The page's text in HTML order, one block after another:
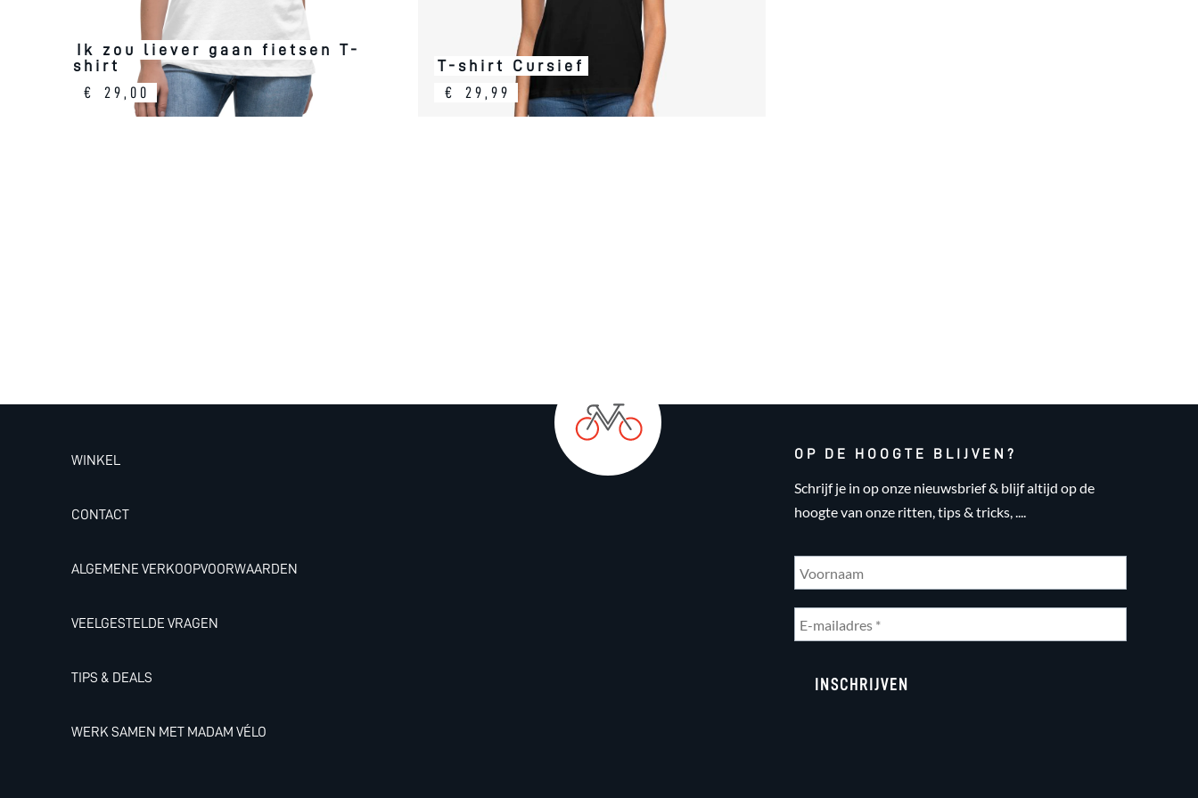
Ik zou liever gaan fietsen T-
shirt
€
29,00
T-shirt Cursief
€
29,99
WINKEL
CONTACT
ALGEMENE VERKOOPVOORWAARDEN
VEELGESTELDE VRAGEN
TIPS & DEALS
WERK SAMEN MET MADAM VÉLO
OP DE HOOGTE BLIJVEN?
Schrijf je in op onze nieuwsbrief & blijf altijd op de
hoogte van onze ritten, tips & tricks, ....